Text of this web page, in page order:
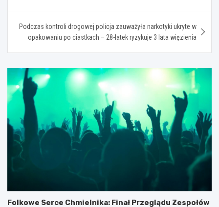
Podczas kontroli drogowej policja zauważyła narkotyki ukryte w
opakowaniu po ciastkach – 28-latek ryzykuje 3 lata więzienia
Folkowe Serce Chmielnika: Finał Przeglądu Zespołów